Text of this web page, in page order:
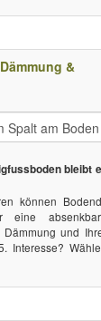
&
bleibt
können
und
Interesse?